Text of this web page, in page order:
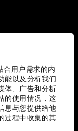
合用户需求的内
能以及分析我们
体、广告和分析
的使用情况，这
息与您提供给他
过程中收集的其